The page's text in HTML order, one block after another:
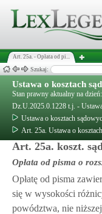
Art. 25a. - Opłata od pi...
Szukaj:
Ustawa o kosztach
Stan prawny aktualny na dzień:
Dz.U.2025.0.1228 t.j. -
Ustawa o kosztach
Art. 25a. Ustawa o
Art. 25a. koszt.
Opłata od pisma o
Opłatę od pisma
się w wysokości
powództwa, nie